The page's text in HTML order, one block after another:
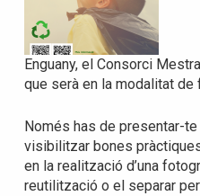
Enguany, el Consorci
que serà en la modalitat de
Només has de presentar-
visibilitzar bones
en la realització d’una
reutilització o el separar